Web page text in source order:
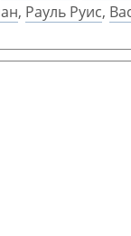
, Рауль Руис,